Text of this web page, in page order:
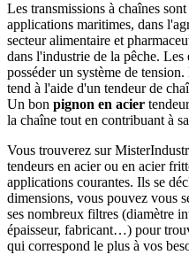
Les transmissions à chaînes
applications maritimes, dans
secteur alimentaire et
dans l'industrie de la pêche.
posséder un système de
tend à l'aide d'un tendeur de
Un bon pignon en acier
la chaîne tout en contribuant à
Vous trouverez sur
tendeurs en acier ou en acier
applications courantes. Ils se
dimensions, vous pouvez vous
ses nombreux filtres (diamètre
épaisseur, fabricant…) pour
qui correspond le plus à vos